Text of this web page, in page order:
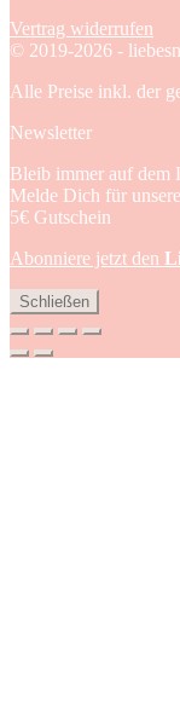
Vertrag widerrufen
© 2019-2026 -
Alle Preise inkl. der
Newsletter
Bleib immer auf dem
Melde Dich für
5€ Gutschein
Abonniere jetzt den
Schließen